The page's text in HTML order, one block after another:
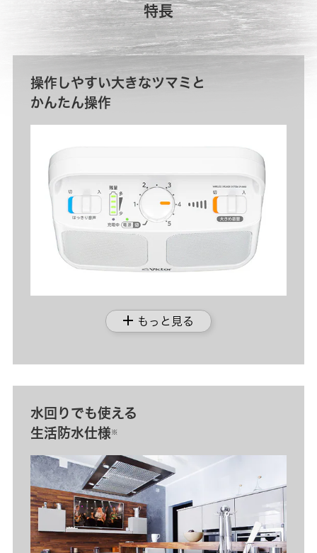
特長
add もっと見る
操作しやすい大きなツマミと
かんたん操作
水回りでも使える
生活防水仕様※